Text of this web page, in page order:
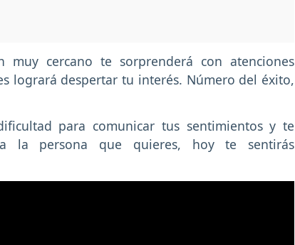
muy cercano te sorprenderá con atenciones
logrará despertar tu interés. Número del éxito,
para comunicar tus sentimientos y te
la persona que quieres, hoy te sentirás